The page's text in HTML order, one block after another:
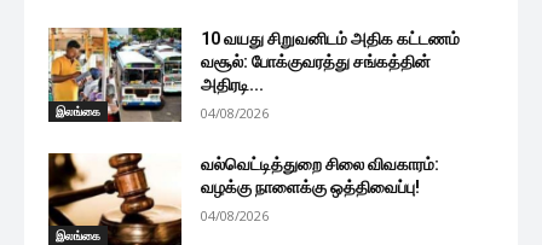
இலங்கை
10 வயது சிறுவனிடம் அதிக கட்டணம்
வசூல்: போக்குவரத்து சங்கத்தின்
அதிரடி...
04/08/2026
இலங்கை
வல்வெட்டித்துறை சிலை விவகாரம்:
வழக்கு நாளைக்கு ஒத்திவைப்பு!
04/08/2026